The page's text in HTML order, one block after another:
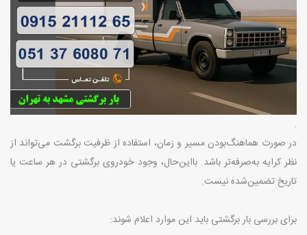
.
در صورت هماهنگ‌بودن مسیر و زمان، استفاده از ظرفیت برگشت می‌تواند از
نظر کرایه به‌صرفه‌تر باشد. بااین‌حال، وجود خودروی برگشتی در هر ساعت یا
تاریخ تضمین‌شده نیست.
برای بررسی بار برگشتی باید این موارد اعلام شوند: